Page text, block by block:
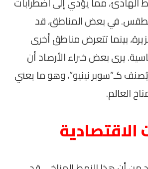
في بعض المناطق، قد
بينما تتعرض مناطق أخرى
يرى بعض خبراء الأرصاد أن
يُصنف كـ”سوبر نينيو”، وهو ما يعني
العالم.
الاقتصادية